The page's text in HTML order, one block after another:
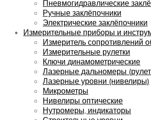
Пневмогидравлические
Ручные заклёпочники
Электрические заклёпочники
Измерительные приборы и
Измеритель сопротивлений
Измерительные рулетки
Ключи динамометрические
Лазерные дальномеры
Лазерные уровни (нивелиры)
Микрометры
Нивелиры оптические
Нутромеры, индикаторы